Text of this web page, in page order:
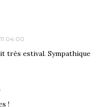
04:00
très estival. Sympathique
!